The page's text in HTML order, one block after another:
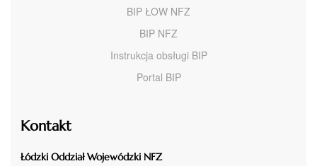
BIP ŁOW NFZ
BIP NFZ
Instrukcja obsługi BIP
Portal BIP
Kontakt
Łódzki Oddział Wojewódzki NFZ